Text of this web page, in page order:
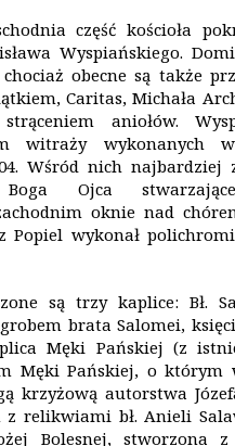
część kościoła
Wyspiańskiego.
obecne są także
Caritas, Michała
aniołów.
witraży wykonanych
Wśród nich najbardziej
Boga Ojca
oknie nad
Popiel wykonał
są trzy kaplice: Bł.
brata Salomei,
Męki Pańskiej (z
Męki Pańskiej, o którym
krzyżową autorstwa
z relikwiami bł. Anieli
Bolesnej, stworzona z